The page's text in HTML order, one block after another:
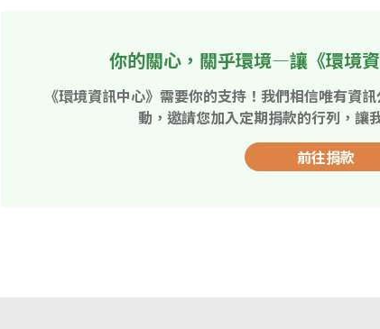
你的關心，關乎環境—讓《環境
《環境資訊中心》需要你的支持！我們相信唯有資
動，邀請您加入定期捐款的行列，讓
前往捐款